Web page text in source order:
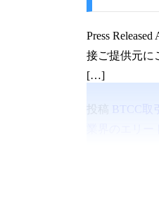
Press
接ご提供元に
[…]
投稿
BTCC取